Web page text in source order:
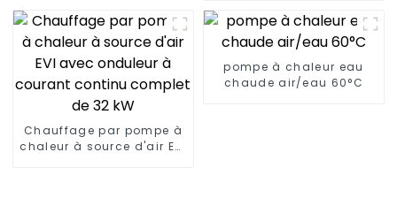
onduleur CC 15KW
Chauffage par pompe à
chaleur à source d'air EVI
pompe à chaleur eau
chaude air/eau 60°C